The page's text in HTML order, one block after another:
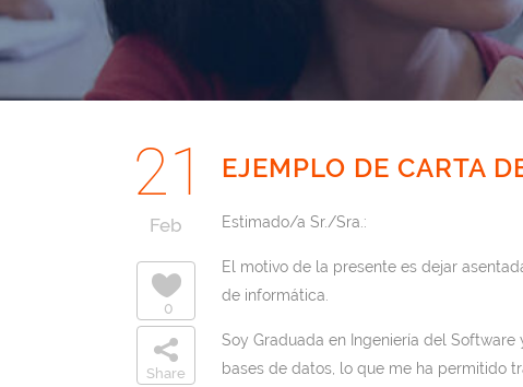
21
Feb
0
Share
EJEMPLO DE CARTA
Estimado/a Sr./Sra.:
El motivo de la presente es dejar
de informática.
Soy Graduada en Ingeniería del
bases de datos, lo que me ha permitido